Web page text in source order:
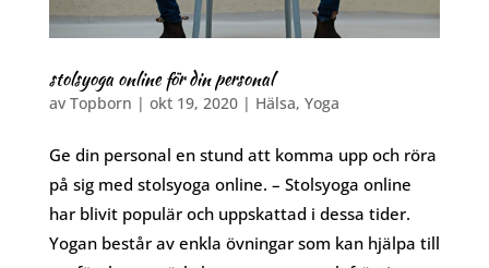
stolsyoga online för din personal
av Topborn | okt 19, 2020| Hälsa, Yoga
Ge din personal en stund att komma upp och röra
på sig med stolsyoga online. – Stolsyoga online
har blivit populär och uppskattad i dessa tider.
Yogan består av enkla övningar som kan hjälpa till